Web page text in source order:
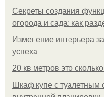
Секреты создания
огорода и сада: как
Изменение интерьера
успеха
20 кв метров это
Шкаф купе с туалетным